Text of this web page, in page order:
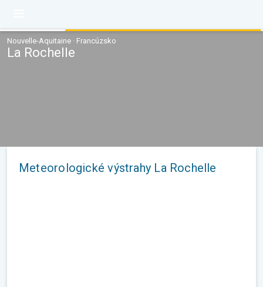
Nouvelle-Aquitaine · Francúzsko
La Rochelle
Meteorologické výstrahy La Rochelle